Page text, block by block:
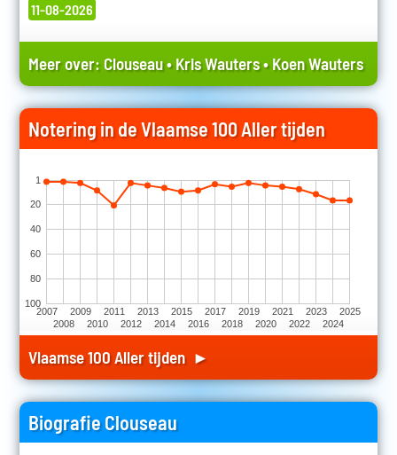
11-08-2026
Meer over: Clouseau•Kris Wauters•Koen Wauters
Notering in de Vlaamse 100 Aller tijden
2007
2008
2009
2010
2011
2012
2013
2014
2015
2016
2017
2018
2019
2020
2021
2022
2023
2024
2025
1
20
40
60
80
100
Vlaamse 100 Aller tijden ►
Biografie Clouseau